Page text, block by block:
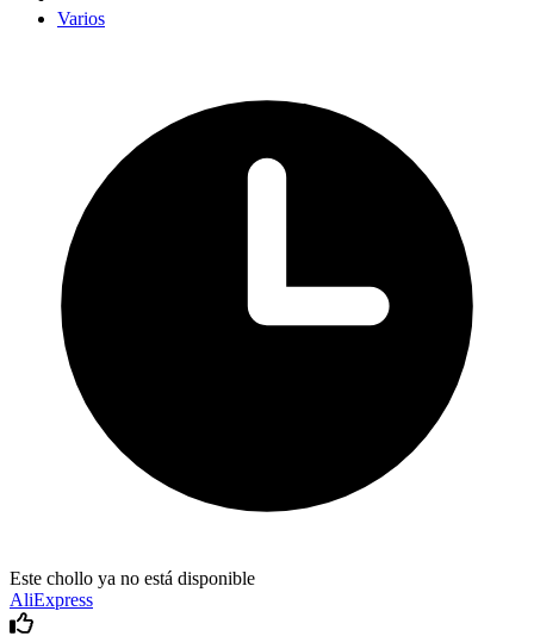
Varios
Este chollo ya no está disponible
AliExpress